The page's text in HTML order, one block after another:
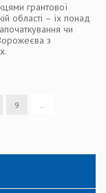
грантової
області – їх понад
чи
з
9 …